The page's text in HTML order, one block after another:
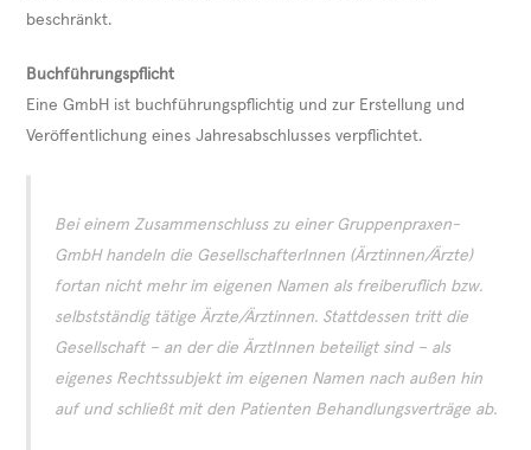
beschränkt.
Buchführungspflicht
Eine GmbH ist buchführungspflichtig und zur Erstellung und
Veröffentlichung eines Jahresabschlusses verpflichtet.
Bei einem Zusammenschluss zu einer Gruppenpraxen-
GmbH handeln die GesellschafterInnen (Ärztinnen/­Ärzte)
fortan nicht mehr im eigenen Namen als freiberuflich bzw.
selbstständig tätige Ärzte/Ärztinnen. Stattdessen tritt die
Gesellschaft – an der die ÄrztInnen beteiligt sind – als
eigenes Rechtssubjekt im eigenen Namen nach außen hin
auf und schließt mit den Patienten Behandlungsverträge ab.